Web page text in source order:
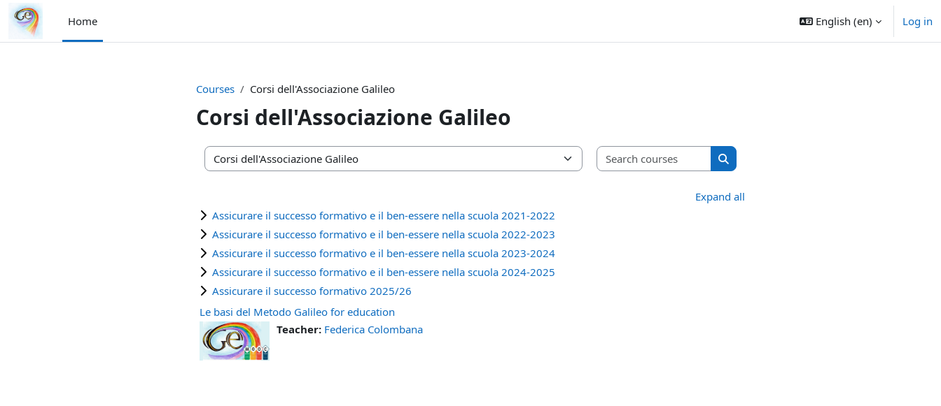
Skip to main content
Home
English ‎(en)‎ Log in
Courses Corsi dell'Associazione Galileo
Corsi dell'Associazione Galileo
Course categories
Search courses
Search courses
Expand all
Assicurare il successo formativo e il ben-essere nella scuola 2021-2022
Assicurare il successo formativo e il ben-essere nella scuola 2022-2023
Assicurare il successo formativo e il ben-essere nella scuola 2023-2024
Assicurare il successo formativo e il ben-essere nella scuola 2024-2025
Assicurare il successo formativo 2025/26
Le basi del Metodo Galileo for education
Teacher: Federica Colombana